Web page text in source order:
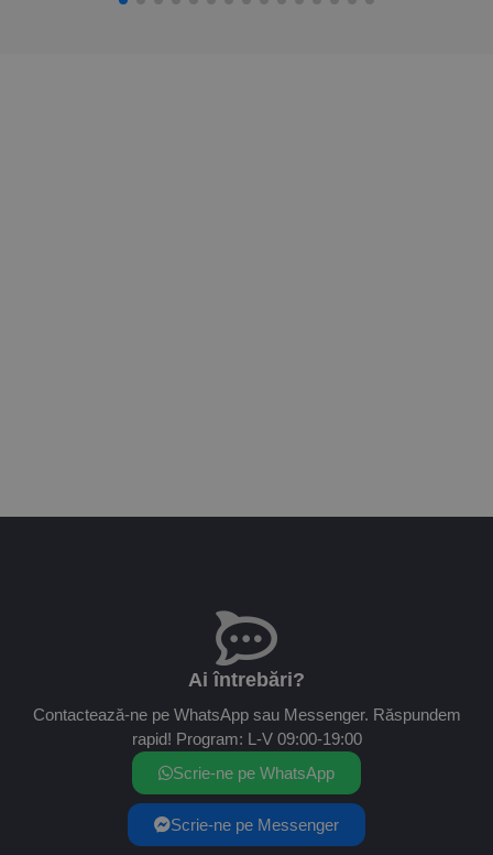
Ai întrebări?
Contactează-ne pe WhatsApp sau Messenger. Răspundem
rapid! Program: L-V 09:00-19:00
Scrie-ne pe WhatsApp
Scrie-ne pe Messenger